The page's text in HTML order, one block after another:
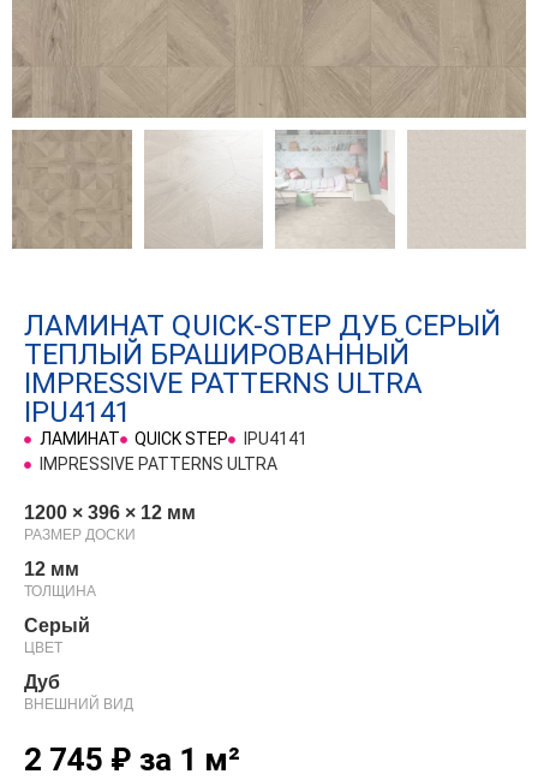
ЛАМИНАТ QUICK-STEP ДУБ СЕРЫЙ
ТЕПЛЫЙ БРАШИРОВАННЫЙ
IMPRESSIVE PATTERNS ULTRA
IPU4141
ЛАМИНАТ QUICK STEP
IPU4141
IMPRESSIVE PATTERNS ULTRA
1200 × 396 × 12 мм
РАЗМЕР ДОСКИ
12 мм
ТОЛЩИНА
Серый
ЦВЕТ
Дуб
ВНЕШНИЙ ВИД
2 745 ₽ за 1 м²